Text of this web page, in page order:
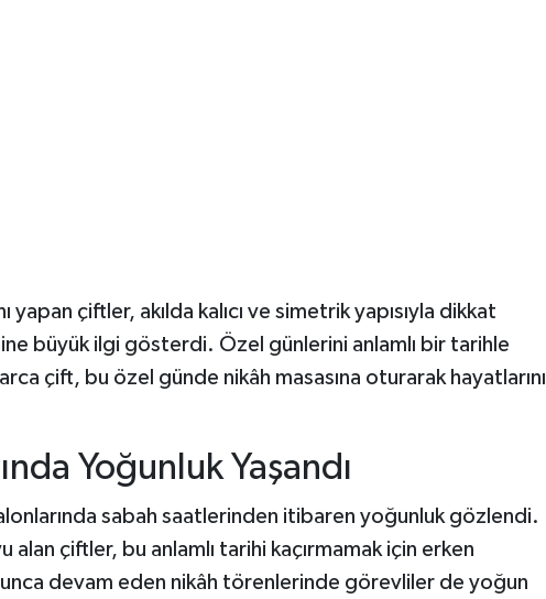
yapan çiftler, akılda kalıcı ve simetrik yapısıyla dikkat
büyük ilgi gösterdi. Özel günlerini anlamlı bir tarihle
çift, bu özel günde nikâh masasına oturarak hayatlarını
Yoğunluk Yaşandı
sabah saatlerinden itibaren yoğunluk gözlendi.
alan çiftler, bu anlamlı tarihi kaçırmamak için erken
devam eden nikâh törenlerinde görevliler de yoğun